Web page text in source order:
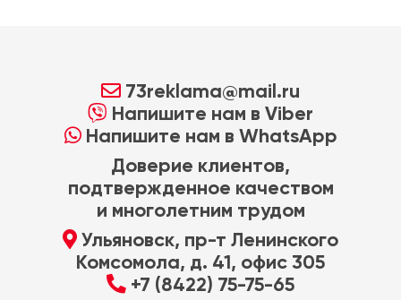
73reklama@mail.ru
Напишите нам в Viber
Напишите нам в WhatsApp
Доверие клиентов,
подтвержденное качеством
и многолетним трудом
Ульяновск, пр-т Ленинского
Комсомола, д. 41, офис 305
+7 (8422) 75-75-65